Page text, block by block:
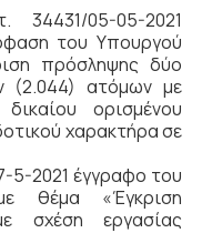
05-05-2021
του Υπουργού
πρόσληψης δύο
(2.044) ατόμων με
ορισμένου
χαρακτήρα σε
5-2021 έγγραφο του
θέμα «Έγκριση
σχέση εργασίας